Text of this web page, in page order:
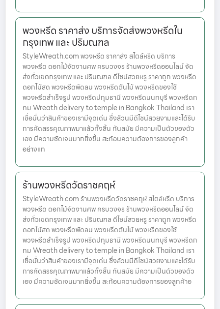
พวงหรีด ราคาส่ง บริการจัดส่งพวงหรีดใน
กรุงเทพ และ ปริมณฑล
StyleWreath.com พวงหรีด ราคาส่ง สไตล์หรีด บริการ
พวงหรีด ดอกไม้จัดงานศพ ครบวงจร ร้านพวงหรีดออนไลน์ จัด
ส่งทั่วเขตกรุงเทพ และ ปริมณฑล ดีไซน์สวยหรู ราคาถูก พวงหรีด
ดอกไม้สด พวงหรีดพัดลม พวงหรีดต้นไม้ พวงหรีดของใช้
พวงหรีดสำเร็จรูป พวงหรีดปทุมธานี พวงหรีดนนทบุรี พวงหรีดก
ทม Wreath delivery to temple in Bangkok Thailand เรา
เชื่อมั่นว่าสินค้าของเรามีจุดเด่น ซึ่งล้วนมีดีไซน์สวยงามและได้รับ
การคัดสรรคุณภาพมาแล้วทั้งสิ้น ทันสมัย มีความเป็นตัวของตัว
เอง มีความชัดเจนมากยิ่งขึ้น สะท้อนความต้องการของลูกค้า
อย่างแท
ร้านพวงหรีดวัดราชคฤห์
StyleWreath.com ร้านพวงหรีดวัดราชคฤห์ สไตล์หรีด บริการ
พวงหรีด ดอกไม้จัดงานศพ ครบวงจร ร้านพวงหรีดออนไลน์ จัด
ส่งทั่วเขตกรุงเทพ และ ปริมณฑล ดีไซน์สวยหรู ราคาถูก พวงหรีด
ดอกไม้สด พวงหรีดพัดลม พวงหรีดต้นไม้ พวงหรีดของใช้
พวงหรีดสำเร็จรูป พวงหรีดปทุมธานี พวงหรีดนนทบุรี พวงหรีดก
ทม Wreath delivery to temple in Bangkok Thailand เรา
เชื่อมั่นว่าสินค้าของเรามีจุดเด่น ซึ่งล้วนมีดีไซน์สวยงามและได้รับ
การคัดสรรคุณภาพมาแล้วทั้งสิ้น ทันสมัย มีความเป็นตัวของตัว
เอง มีความชัดเจนมากยิ่งขึ้น สะท้อนความต้องการของลูกค้าอ